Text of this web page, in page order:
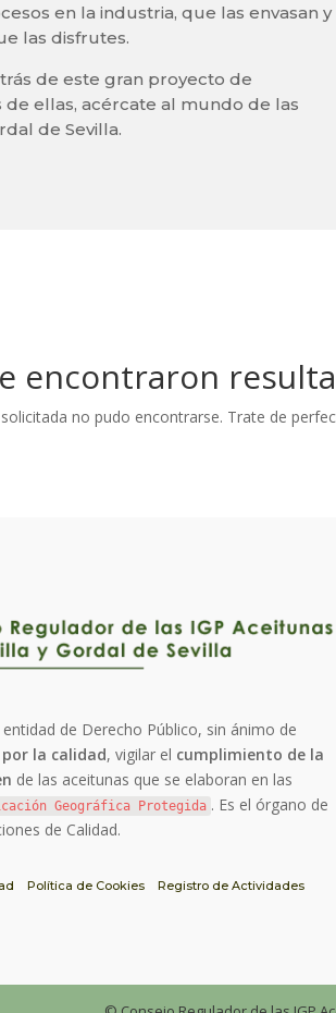
en la industria, que las envasan y
las disfrutes.
de este gran proyecto de
ellas, acércate al mundo de las
de Sevilla.
encontraron
no pudo encontrarse. Trate de
de Derecho Público, sin ánimo de
por la calidad, vigilar el cumplimiento de la
de las aceitunas que se elaboran en las
Geográfica Protegida . Es el órgano de
de Calidad.
Política de Cookies
Registro de Actividades